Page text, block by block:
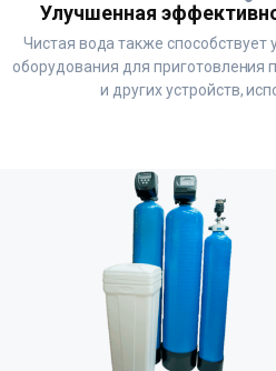
Улучшенная
Чистая вода также
оборудования для
и других устройств,